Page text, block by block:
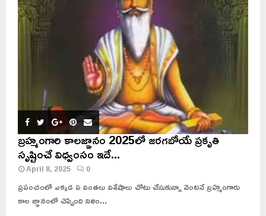
బ్రహ్మంగారి కాలజ్ఞానం 2025లో జరగబోయే ప్రకృతి
సృష్టించే విధ్వంసం ఇదే...
April 8, 2025 0
ప్రపంచంలో ఎక్కడ ఏ వింతలు విశేషాలు చోటు చేసుకున్నా వెంటనే బ్రహ్మంగారు
కాల జ్ఞానంలో చెప్పింది నిజం...